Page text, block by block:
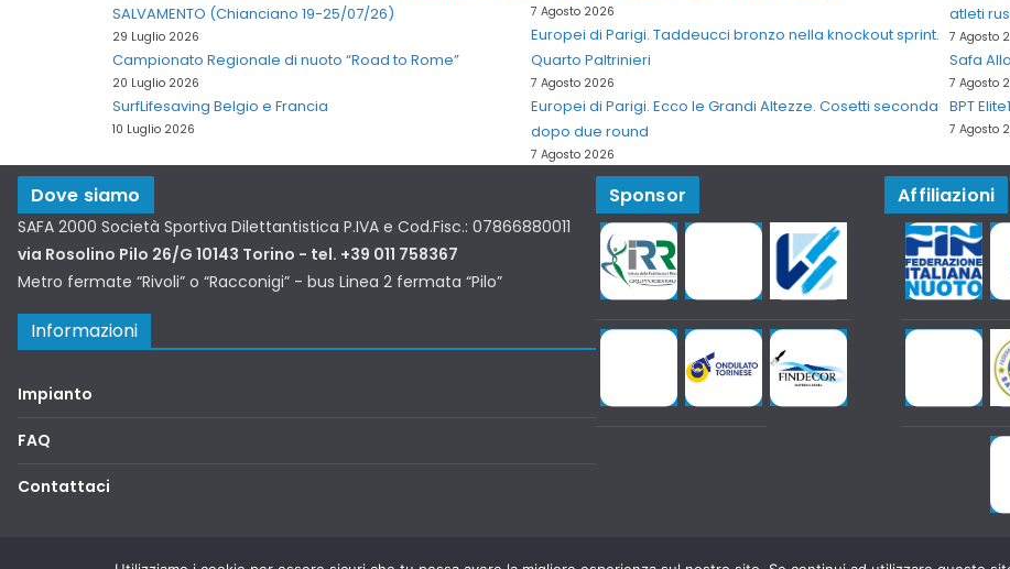
SALVAMENTO (Chianciano 19-25/07/26)
29 Luglio 2026
Campionato Regionale di nuoto “Road to Rome”
20 Luglio 2026
SurfLifesaving Belgio e Francia
10 Luglio 2026
7 Agosto 2026
Europei di Parigi. Taddeucci bronzo nella knockout sprint.
Quarto Paltrinieri
7 Agosto 2026
Europei di Parigi. Ecco le Grandi Altezze. Cosetti seconda
dopo due round
7 Agosto 2026
atleti
7 Agosto
Safa
7 Agosto
BPT
7 Agosto
Dove siamo
SAFA 2000 Società Sportiva Dilettantistica P.IVA e Cod.Fisc.: 07866880011
via Rosolino Pilo 26/G 10143 Torino - tel. +39 011 758367
Metro fermate “Rivoli” o “Racconigi” - bus Linea 2 fermata “Pilo”
Informazioni
Impianto
FAQ
Contattaci
Sponsor Affiliazioni
Copyright © 2026SAFA2000. Tutti i diritti riservati.